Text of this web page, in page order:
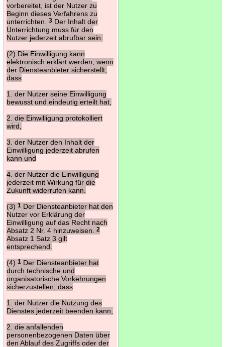
vorbereitet, ist der Nutzer zu
Beginn dieses Verfahrens zu
unterrichten.
3Der Inhalt der
Unterrichtung muss für den
Nutzer jederzeit abrufbar sein.
(2) Die Einwilligung kann
elektronisch erklärt werden, wenn
der Diensteanbieter sicherstellt,
dass
1. der Nutzer seine Einwilligung
bewusst und eindeutig erteilt hat,
2. die Einwilligung protokolliert
wird,
3. der Nutzer den Inhalt der
Einwilligung jederzeit abrufen
kann und
4. der Nutzer die Einwilligung
jederzeit mit Wirkung für die
Zukunft widerrufen kann.
(3) 1Der Diensteanbieter hat den
Nutzer vor Erklärung der
Einwilligung auf das Recht nach
Absatz 2 Nr. 4 hinzuweisen.
2
Absatz 1 Satz 3 gilt
entsprechend.
(4) 1Der Diensteanbieter hat
durch technische und
organisatorische Vorkehrungen
sicherzustellen, dass
1. der Nutzer die Nutzung des
Dienstes jederzeit beenden kann,
2. die anfallenden
personenbezogenen Daten über
den Ablauf des Zugriffs oder der